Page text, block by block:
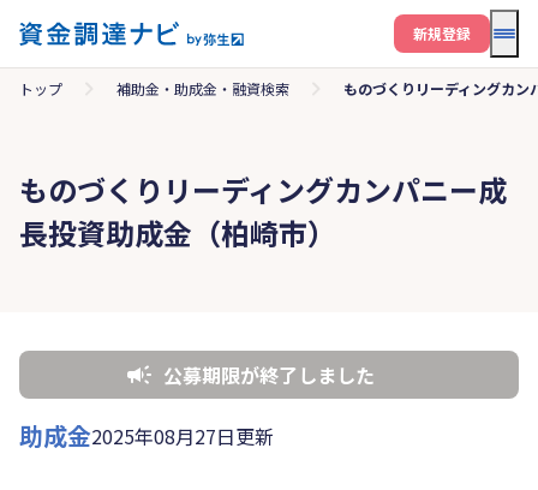
メ
新規登録
トップ 補助金・助成金・融資検索 ものづくりリーディングカ
ものづくりリーディングカンパニー成
長投資助成金（柏崎市）
公募期限が終了しました
助成金2025年08月27日更新